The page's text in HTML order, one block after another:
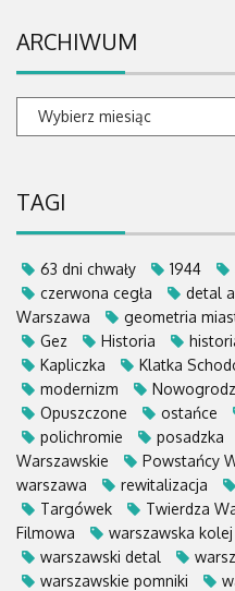
ARCHIWUM
ARCHIWUM
TAGI
63 dni chwały 1944
czerwona cegła
detal
Warszawa
geometria
Gez
Historia
Kapliczka
Klatka
modernizm
Opuszczone
ostańce
polichromie
posadzka
Warszawskie
Powstańcy
warszawa
rewitalizacja
Targówek
Twierdza
Filmowa
warszawska kolej
warszawski detal
warszawskie pomniki